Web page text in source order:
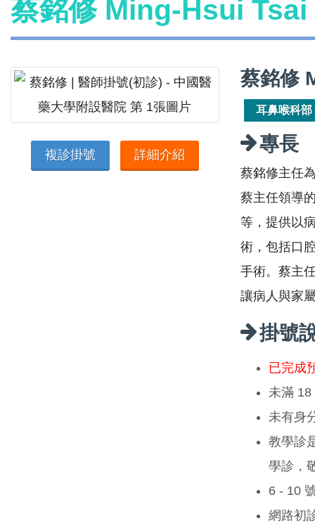
蔡銘修 Ming-Hsui Tsai
複診掛號 詳細介紹
蔡銘修
耳鼻喉科部
專長
蔡銘修主任
蔡主任領導
等，提供以
術，包括口
手術。蔡主
讓病人與家
掛號
已完成
未滿 18
未有身
教學診
學診，
6 - 10
網路初